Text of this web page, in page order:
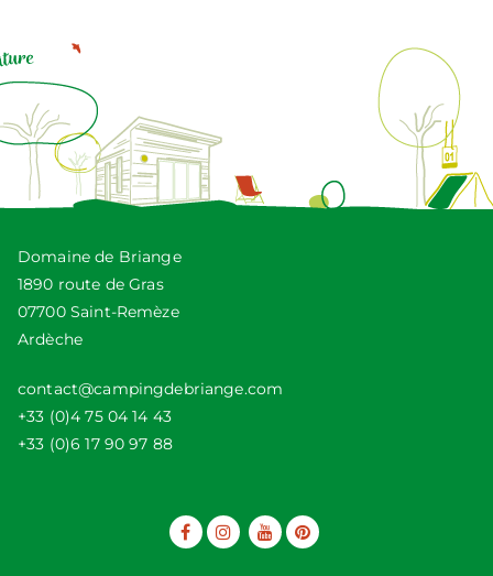
Domaine de Briange
1890 route de Gras
07700 Saint-Remèze
Ardèche
contact@campingdebriange.com
+33 (0)4 75 04 14 43
+33 (0)6 17 90 97 88